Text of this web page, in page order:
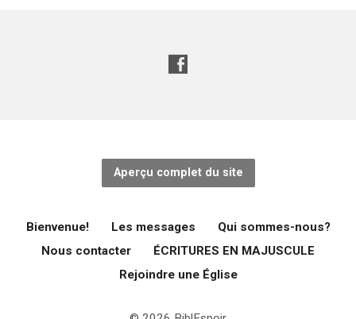
Aperçu complet du site
Bienvenue! Les messages
Qui sommes-nous?
Nous contacter
ÉCRITURES EN MAJUSCULE
Rejoindre une Église